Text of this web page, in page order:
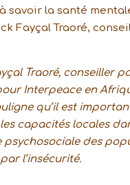
savoir la santé
Fayçal Traoré,
Traoré, conseiller
Interpeace en
qu’il est
capacités locales
psychosociale des
l’insécurité.